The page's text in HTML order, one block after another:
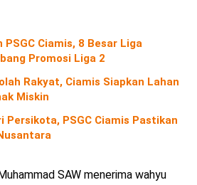
Ciamis, 8 Besar Liga
Promosi Liga 2
Rakyat, Ciamis Siapkan Lahan
Miskin
Persikota, PSGC Ciamis Pastikan
SAW menerima wahyu